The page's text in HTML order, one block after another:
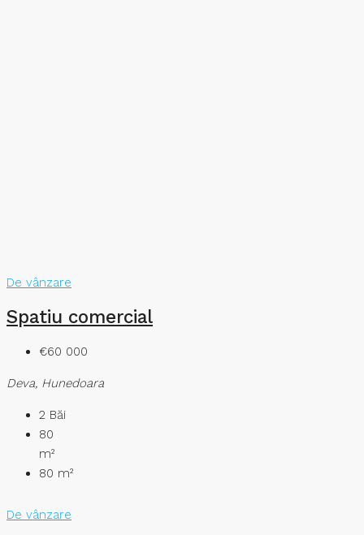
De vânzare
Spatiu comercial
€60 000
Deva, Hunedoara
2 Băi
80
m²
80 m²
De vânzare